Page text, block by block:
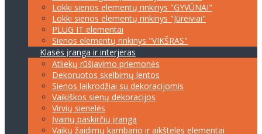
Lokki sienos elementų rinkinys "GYVŪNAI"
Lokki sienos elementų rinkinys "Jūreiviai"
PLUG IT elementai
Sienos elementų rinkinys "VIKŠRAS"
Klasės įranga ir interjeras
Atliekų rūšiavimo priemonės
Dekoruotos skelbimų lentos
Sienos laikrodžiai su dekoracijomis
Vaikiškos sienų dekoracijos
Virvių sienelės
Įvairių paskirčių įranga
Vaikų žaidimų kambario ir aikštelės elementai